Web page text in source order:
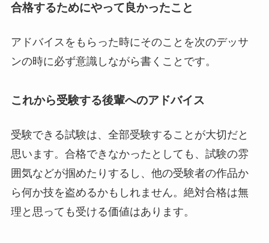
合格するためにやって良かったこと
アドバイスをもらった時にそのことを次のデッサ
ンの時に必ず意識しながら書くことです。
これから受験する後輩へのアドバイス
受験できる試験は、全部受験することが大切だと
思います。合格できなかったとしても、試験の雰
囲気などが掴めたりするし、他の受験者の作品か
ら何か技を盗めるかもしれません。絶対合格は無
理と思っても受ける価値はあります。